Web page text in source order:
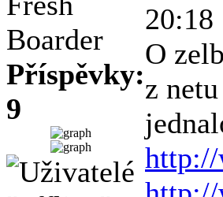
Boarder
Příspěvky:
9
20:18
O
z